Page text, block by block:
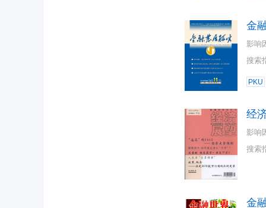
金
影响
搜索
PKU
经
影响
搜索
金